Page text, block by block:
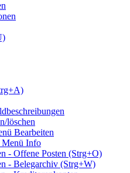
löschen
Bearbeiten
Info
- Offene Posten (Strg+O)
- Belegarchiv (Strg+W)